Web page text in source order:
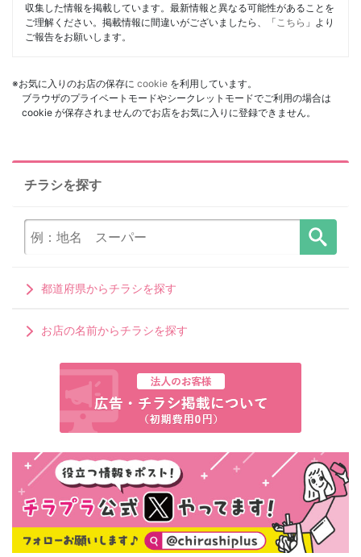
収集した情報を掲載しています。最新情報と異なる可能性があることを
ご理解ください。掲載情報に間違いがございましたら、「 こちら 」より
ご報告をお願いします。
※お気に入りのお店の保存に cookie を利用しています。
ブラウザのプライベートモードやシークレットモードでご利用の場合は
cookie が保存されませんのでお店をお気に入りに登録できません。
チラシを探す
都道府県からチラシを探す
お店の名前からチラシを探す